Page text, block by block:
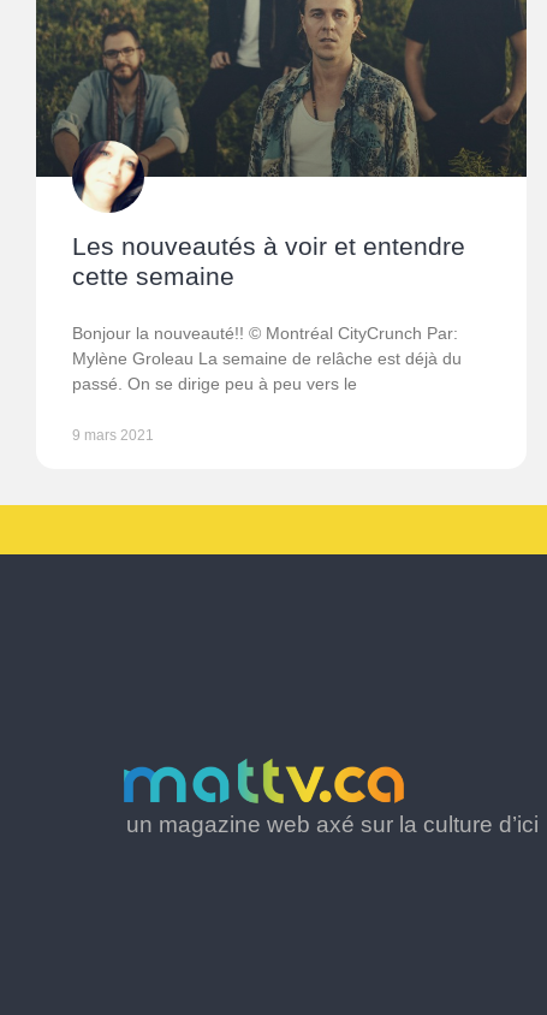
Les nouveautés à voir et entendre
cette semaine
Bonjour la nouveauté!! © Montréal CityCrunch Par:
Mylène Groleau La semaine de relâche est déjà du
passé. On se dirige peu à peu vers le
9 mars 2021
un magazine web axé sur la culture d’ici